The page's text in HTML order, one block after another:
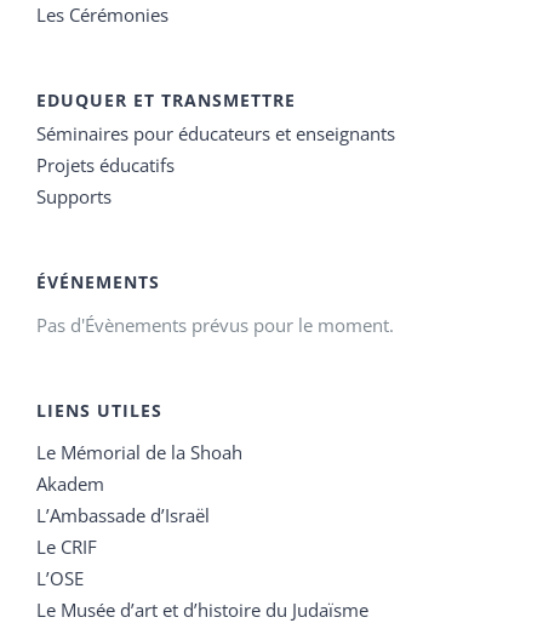
Les Cérémonies
EDUQUER ET TRANSMETTRE
Séminaires pour éducateurs et enseignants
Projets éducatifs
Supports
ÉVÉNEMENTS
Pas d'Évènements prévus pour le moment.
LIENS UTILES
Le Mémorial de la Shoah
Akadem
L’Ambassade d’Israël
Le CRIF
L’OSE
Le Musée d’art et d’histoire du Judaïsme